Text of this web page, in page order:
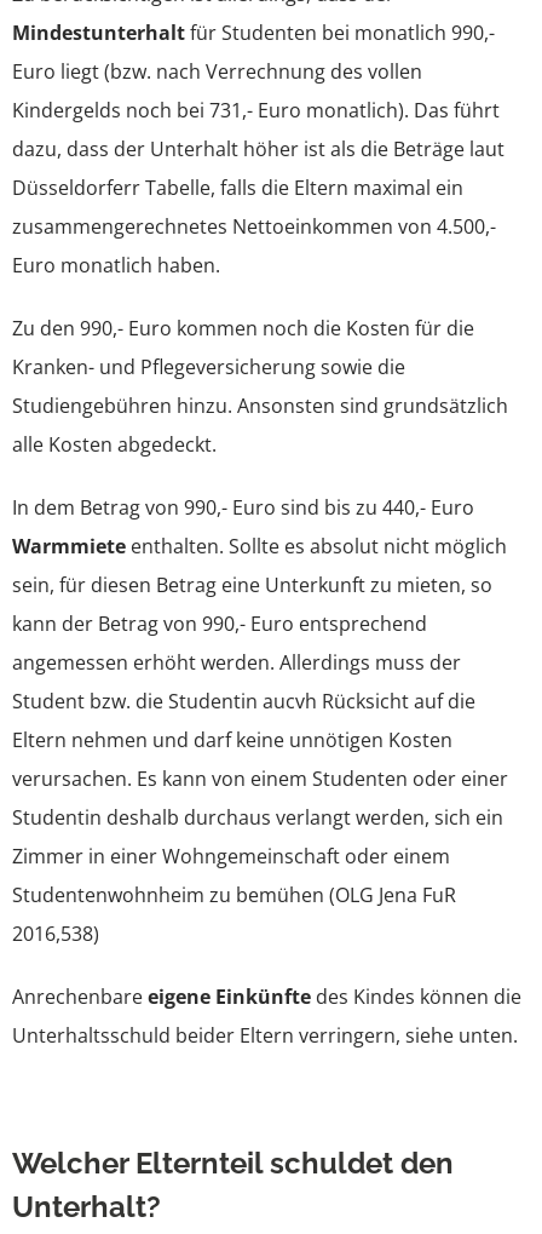
Mindestunterhaltfür Studenten bei monatlich 990,-
Euro liegt (bzw. nach Verrechnung des vollen
Kindergelds noch bei 731,- Euro monatlich). Das führt
dazu, dass der Unterhalt höher ist als die Beträge laut
Düsseldorferr Tabelle, falls die Eltern maximal ein
zusammengerechnetes Nettoeinkommen von 4.500,-
Euro monatlich haben.
Zu den 990,- Euro kommen noch die Kosten für die
Kranken- und Pflegeversicherung sowie die
Studiengebühren hinzu. Ansonsten sind grundsätzlich
alle Kosten abgedeckt.
In dem Betrag von 990,- Euro sind bis zu 440,- Euro
Warmmiete enthalten. Sollte es absolut nicht möglich
sein, für diesen Betrag eine Unterkunft zu mieten, so
kann der Betrag von 990,- Euro entsprechend
angemessen erhöht werden. Allerdings muss der
Student bzw. die Studentin aucvh Rücksicht auf die
Eltern nehmen und darf keine unnötigen Kosten
verursachen. Es kann von einem Studenten oder einer
Studentin deshalb durchaus verlangt werden, sich ein
Zimmer in einer Wohngemeinschaft oder einem
Studentenwohnheim zu bemühen (OLG Jena FuR
2016,538)
Anrechenbareeigene Einkünfte des Kindes können die
Unterhaltsschuld beider Eltern verringern, siehe unten.
Welcher Elternteil schuldet den
Unterhalt?